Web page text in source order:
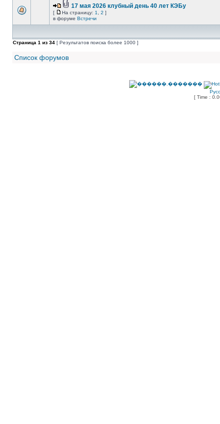
17 мая 2026 клубный день 40 лет КЭБу
[ На страницу: 1 2 ]
в форуме Встречи
Страница 1 из 34 [ Результатов поиска более 1000 ]
Список форумов
[ Time :